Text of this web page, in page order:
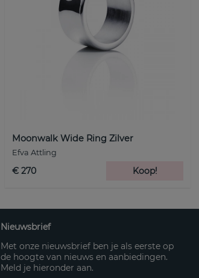
Moonwalk Wide Ring Zilver
Efva Attling
€ 270 Koop!
Nieuwsbrief
Met onze nieuwsbrief ben je als eerste op
de hoogte van nieuws en aanbiedingen.
Meld je hieronder aan.